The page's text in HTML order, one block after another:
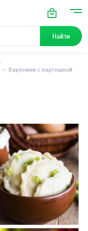
Найти
Вареники с картошкой